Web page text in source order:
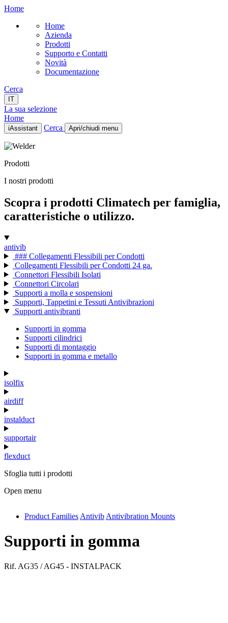
Home
Home
Azienda
Prodotti
Supporto e Contatti
Novità
Documentazione
Cerca
IT
La sua selezione
Home
iAssistant Cerca Apri/chiudi menu
Home
Prodotti
Novità
IT
Prodotti
I nostri prodotti
Scopra i prodotti Climatech per famiglia,
caratteristiche o utilizzo.
antivib
### Collegamenti Flessibili per Condotti
Collegamenti Flessibili per Condotti 24 ga.
Connettori Flessibili Isolati
Connettori Circolari
Supporti a molla e sospensioni
Supporti, Tappetini e Tessuti Antivibrazioni
Supporti antivibranti
Supporti in gomma
Supporti cilindrici
Supporti di montaggio
Supporti in gomma e metallo
isolfix
airdiff
instalduct
supportair
flexduct
Sfoglia tutti i prodotti
Open menu
antivib
Product Families Antivib Antivibration Mounts
Supporti in gomma
Rif. AG35 / AG45 - INSTALPACK